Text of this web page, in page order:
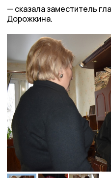
сказала заместитель
Дорожкина.